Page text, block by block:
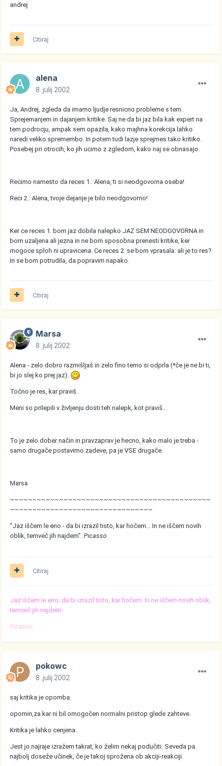
andrej
Citiraj
alena
8. julij 2002
Ja, Andrej, zgleda da imamo ljudje resnicno probleme s tem.
Sprejemanjem in dajanjem kritike. Saj ne da bi jaz bila kak expert na
tem podrocju, ampak sem opazila, kako majhna korekcija lahko
naredi veliko spremembo. In potem tudi lazje sprejmes tako kritiko.
Posebej pri otrocih, ko jih ucimo z zgledom, kako naj se obnasajo.
Recimo namesto da reces 1.: Alena, ti si neodgovorna oseba!
Reci 2.: Alena, tvoje dejanje je bilo neodgovorno!
Ker ce reces 1. bom jaz dobila nalepko JAZ SEM NEODGOVORNA in
bom uzaljena ali jezna in ne bom sposobna prenesti kritike, ker
mogoce sploh ni upravicena. Ce reces 2. se bom vprasala: ali je to res?
In se bom potrudila, da popravim napako.
Citiraj
Marsa
8. julij 2002
Alena - zelo dobro razmišljaš in zelo fino temo si odprla (*če je ne bi ti,
bi jo slej ko prej jaz).
Točno je res, kar praviš.
Meni so prilepili v življenju dosti teh nalepk, kot praviš...
To je zelo dober način in pravzaprav je hecno, kako malo je treba -
samo drugače postavimo zadeve, pa je VSE drugače.
Marsa
~~~~~~~~~~~~~~~~~~~~~~~~~~~~~~~~~~~~~~~~~~~~~
~~~~~~~~~~~~~~~~~~~~~~~~~~~~~~~~
"Jaz iščem le eno - da bi izrazil tisto, kar hočem... In ne iščem novih
oblik, temveč jih najdem".Picasso
Citiraj
Jaz iščem le eno; da bi izrazil tisto, kar hočem. In ne iščem novih oblik,
temveč jih najdem.
Picasso
pokowc
8. julij 2002
saj kritika je opomba.
opomin,za kar ni bil omogočen normalni pristop glede zahteve.
Kritika je lahko cenjena.
Jest jo najraje izražem takrat, ko želim nekaj podučiti. Seveda pa
najbolj doseže učinek, če je takoj sprožena ob akciji-reakciji.